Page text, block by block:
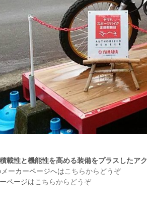
載性と機能性を高める装備をプラスしたア
ーカーページへは こちらからどうぞ
ページは こちらからどうぞ